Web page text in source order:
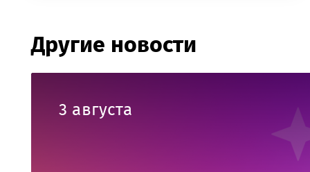
Другие новости
3 августа